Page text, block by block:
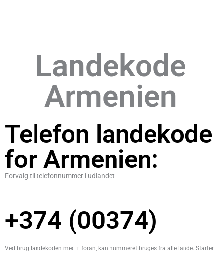
Landekode
Armenien
Telefon landekode
for Armenien:
Forvalg til telefonnummer i udlandet
+374 (00374)
Ved brug landekoden med + foran, kan nummeret bruges fra alle lande. Starter